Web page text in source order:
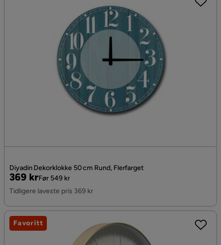
Diyadin Dekorklokke 50 cm Rund, Flerfarget
Pris
369 kr
Original
Pris
Før 549 kr
Tidligere laveste pris 369 kr
Favoritt